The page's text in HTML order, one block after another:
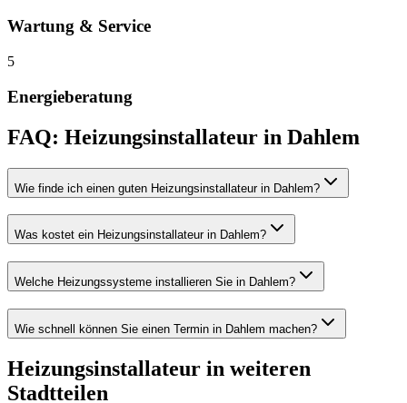
Wartung & Service
5
Energieberatung
FAQ: Heizungsinstallateur in Dahlem
Wie finde ich einen guten Heizungsinstallateur in Dahlem?
Was kostet ein Heizungsinstallateur in Dahlem?
Welche Heizungssysteme installieren Sie in Dahlem?
Wie schnell können Sie einen Termin in Dahlem machen?
Heizungsinstallateur in weiteren
Stadtteilen